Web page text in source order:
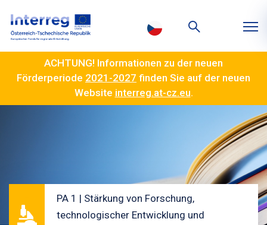
ACHTUNG! Informationen zu der neuen
Förderperiode 2021-2027 finden Sie auf der neuen
Website interreg.at-cz.eu.
PA 1 | Stärkung von Forschung,
technologischer Entwicklung und